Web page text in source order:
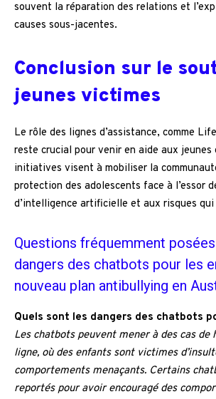
souvent la réparation des relations et
causes sous-jacentes.
Conclusion sur le
jeunes victimes
Le rôle des lignes d’assistance, comme
reste crucial pour venir en aide aux jeunes
initiatives visent à mobiliser la
protection des adolescents face à l’essor
d’intelligence artificielle et aux risques
Questions fréquemment
dangers des chatbots pour les
nouveau plan antibullying en
Quels sont les dangers des chatbots
Les chatbots peuvent mener à des cas de
ligne, où des enfants sont victimes
comportements menaçants. Certains
reportés pour avoir encouragé des